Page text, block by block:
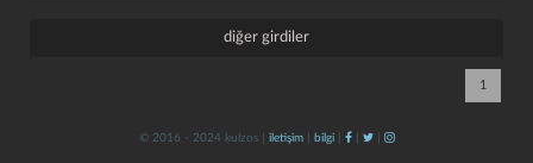
diğer girdiler
1
© 2016 - 2024 kulzos | iletişim| bilgi| | |